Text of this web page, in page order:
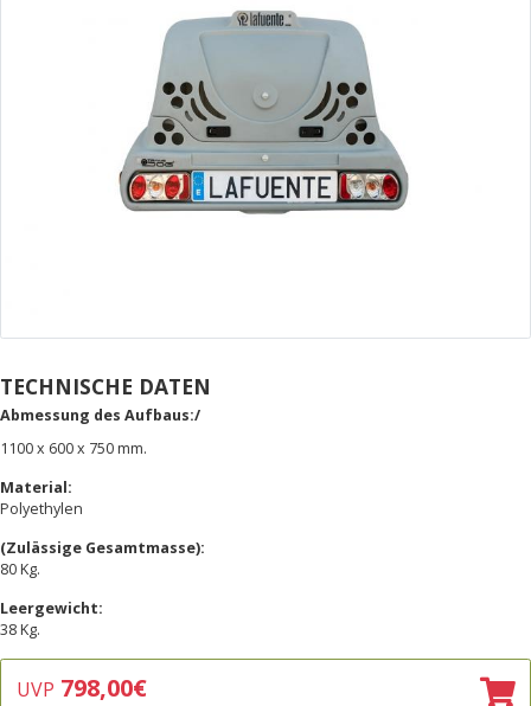
TECHNISCHE DATEN
Abmessung des Aufbaus:/
1100 x 600 x 750 mm.
Material:
Polyethylen
(Zulässige Gesamtmasse):
80 Kg.
Leergewicht:
38 Kg.
UVP 798,00€